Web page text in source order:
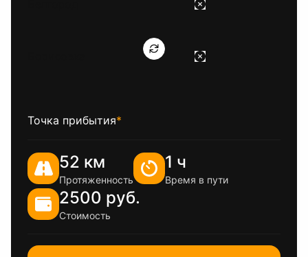
Точка прибытия*
52 км
Протяженность
1 ч
Время в пути
2500 руб.
Стоимость